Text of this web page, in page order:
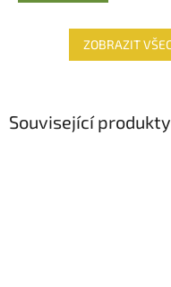
ZOBRAZIT
Související produkty